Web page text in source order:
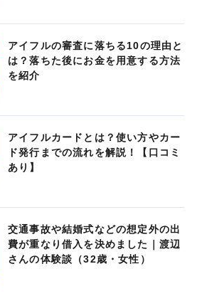
アイフルの審査に落ちる10の理由と
は？落ちた後にお金を用意する方法
を紹介
アイフルカードとは？使い方やカー
ド発行までの流れを解説！【口コミ
あり】
交通事故や結婚式などの想定外の出
費が重なり借入を決めました｜渡辺
さんの体験談（32歳・女性）